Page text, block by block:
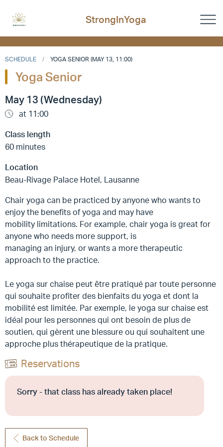
StrongInYoga
SCHEDULE YOGA SENIOR (MAY 13, 11:00)
Yoga Senior
May 13 (Wednesday)
at 11:00
Class length
60 minutes
Location
Beau-Rivage Palace Hotel, Lausanne
Chair yoga can be practiced by anyone who wants to
enjoy the benefits of yoga and may have
mobility limitations. For example, chair yoga is great for
anyone who needs more support, is
managing an injury, or wants a more therapeutic
approach to the practice.
Le yoga sur chaise peut être pratiqué par toute personne
qui souhaite profiter des bienfaits du yoga et dont la
mobilité est limitée. Par exemple, le yoga sur chaise est
idéal pour les personnes qui ont besoin de plus de
soutien, qui gèrent une blessure ou qui souhaitent une
approche plus thérapeutique de la pratique.
Reservations
Sorry - that class has already taken place!
Back to Schedule